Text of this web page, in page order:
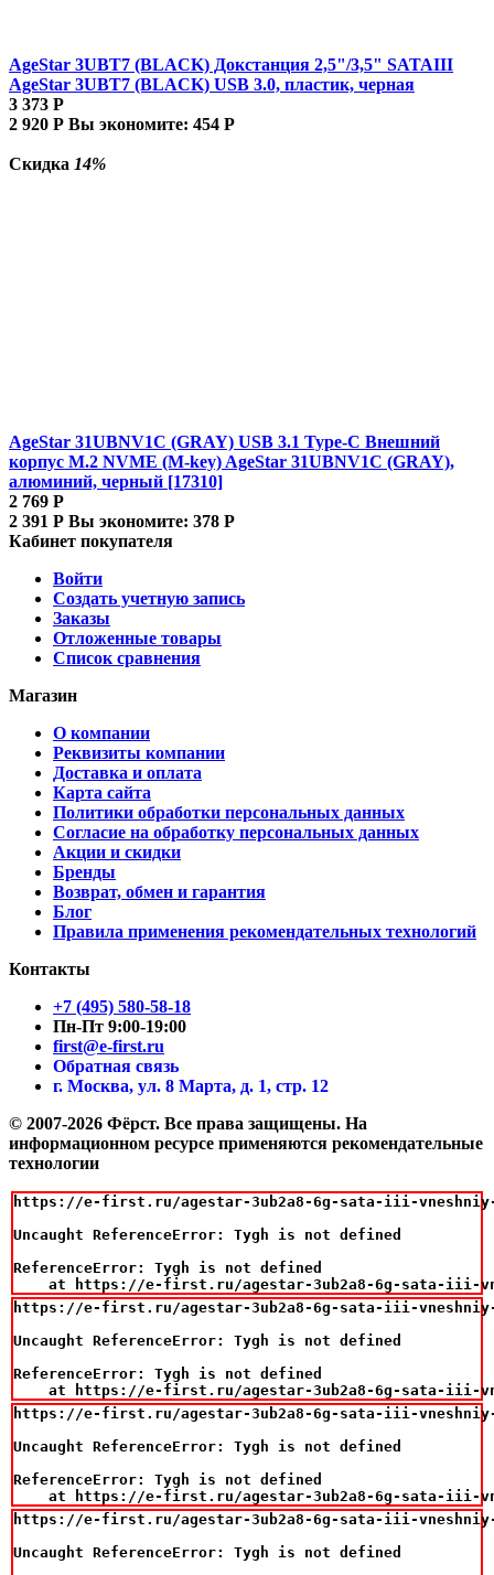
AgeStar 3UBT7 (BLACK) Докстанция 2,5"/3,5" SATAIII
AgeStar 3UBT7 (BLACK) USB 3.0, пластик, черная
3 373 Р
2 920 Р Вы экономите: 454 Р
Скидка 14%
AgeStar 31UBNV1C (GRAY) USB 3.1 Type-C Внешний
корпус M.2 NVME (M-key) AgeStar 31UBNV1C (GRAY),
алюминий, черный [17310]
2 769 Р
2 391 Р Вы экономите: 378 Р
Кабинет покупателя
Войти
Создать учетную запись
Заказы
Отложенные товары
Список сравнения
Магазин
О компании
Реквизиты компании
Доставка и оплата
Карта сайта
Политики обработки персональных данных
Согласие на обработку персональных данных
Акции и скидки
Бренды
Возврат, обмен и гарантия
Блог
Правила применения рекомендательных технологий
Контакты
+7 (495) 580-58-18
Пн-Пт 9:00-19:00
first@e-first.ru
Обратная связь
г. Москва, ул. 8 Марта, д. 1, стр. 12
© 2007-2026 Фёрст. Все права защищены. На
информационном ресурсе применяются рекомендательные
технологии
https://e-first.ru/agestar-3ub2a8-6g-sata-iii-vneshniy-
Uncaught ReferenceError: Tygh is not defined
ReferenceError: Tygh is not defined
at https://e-first.ru/agestar-3ub2a8-6g-sata-
https://e-first.ru/agestar-3ub2a8-6g-sata-iii-vneshniy-
Uncaught ReferenceError: Tygh is not defined
ReferenceError: Tygh is not defined
at https://e-first.ru/agestar-3ub2a8-6g-sata-
https://e-first.ru/agestar-3ub2a8-6g-sata-iii-vneshniy-
Uncaught ReferenceError: Tygh is not defined
ReferenceError: Tygh is not defined
at https://e-first.ru/agestar-3ub2a8-6g-sata-
https://e-first.ru/agestar-3ub2a8-6g-sata-iii-vneshniy-
Uncaught ReferenceError: Tygh is not defined